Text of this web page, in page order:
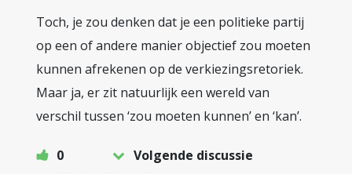
Toch, je zou denken dat je een politieke partij
op een of andere manier objectief zou moeten
kunnen afrekenen op de verkiezingsretoriek.
Maar ja, er zit natuurlijk een wereld van
verschil tussen ‘zou moeten kunnen’ en ‘kan’.
0
Volgende discussie